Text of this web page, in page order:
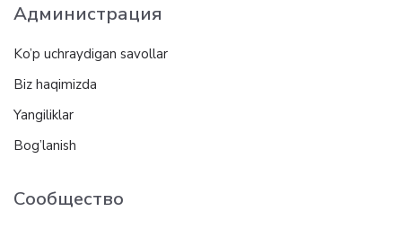
Администрация
Ko’p uchraydigan savollar
Biz haqimizda
Yangiliklar
Bog’lanish
Сообщество